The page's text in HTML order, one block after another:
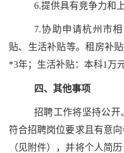
6.提供具有竞争力和
7.协助申请杭州市
贴、生活补贴等。租房补
*3年；生活补贴：本科1万
四、其他事项
招聘工作将坚持公开
符合招聘岗位要求且有意
（见附件），并将个人简